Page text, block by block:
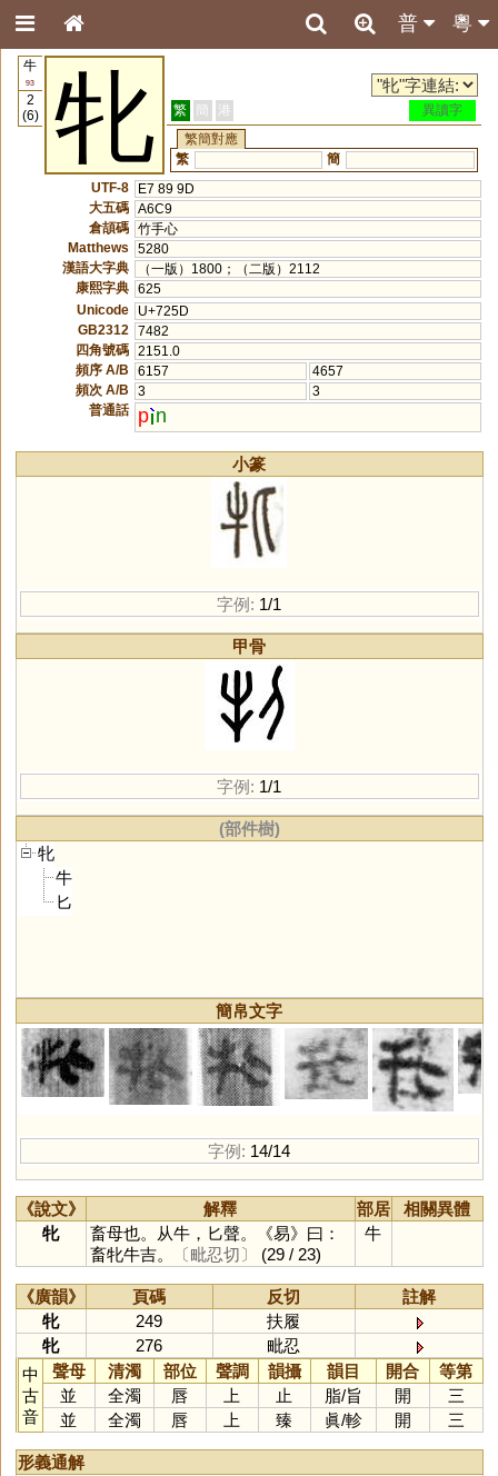
粵
普
牛
93
2
(6)
牝 繁 簡 港
異讀字
繁簡對應
繁
簡
UTF-8
E7 89 9D
大五碼 A6C9
倉頡碼 竹手心
Matthews
5280
漢語大字典
（一版）1800；（二版）2112
康熙字典 625
Unicode
U+725D
GB2312
7482
四角號碼 2151.0
頻序 A/B
6157
4657
頻次 A/B
3
3
普通話
p n
小篆
字例: 1/1
甲骨
字例: 1/1
(部件樹)
牝
牛
匕
簡帛文字
字例: 14/14
《說文》 解釋 部居
相關異體
牝
畜母也。从牛，匕聲。《易》曰：
畜牝牛吉。
〔毗忍切〕 (29 / 23)
牛
《廣韻》 頁碼 反切
註解
牝
249
扶履
牝
276
毗忍
中
古
音
聲母 清濁 部位 聲調 韻攝 韻目 開合
等第
並
全濁 唇 上 止 脂/旨 開
三
並
全濁 唇 上 臻 眞/軫 開 三
形義通解